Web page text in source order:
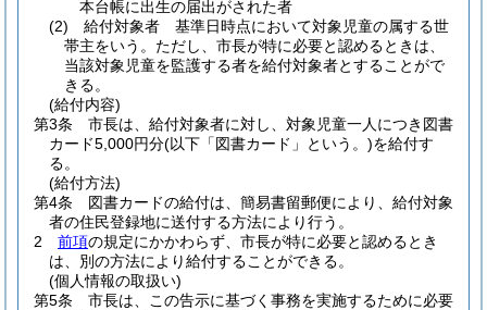
本台帳に出生の届出がされた者
(2)
給付対象者 基準日時点において対象児童の属する世
帯主をいう。 ただし、市長が特に必要と認めるときは、
当該対象児童を監護する者を給付対象者とすることがで
きる。
(給付内容)
第3条
市長は、給付対象者に対し、対象児童一人につき図書
カード5,000円分(以下「図書カード」という。)を給付す
る。
(給付方法)
第4条
図書カードの給付は、簡易書留郵便により、給付対象
者の住民登録地に送付する方法により行う。
2
前項の規定にかかわらず、市長が特に必要と認めるとき
は、別の方法により給付することができる。
(個人情報の取扱い)
第5条
市長は、この告示に基づく事務を実施するために必要